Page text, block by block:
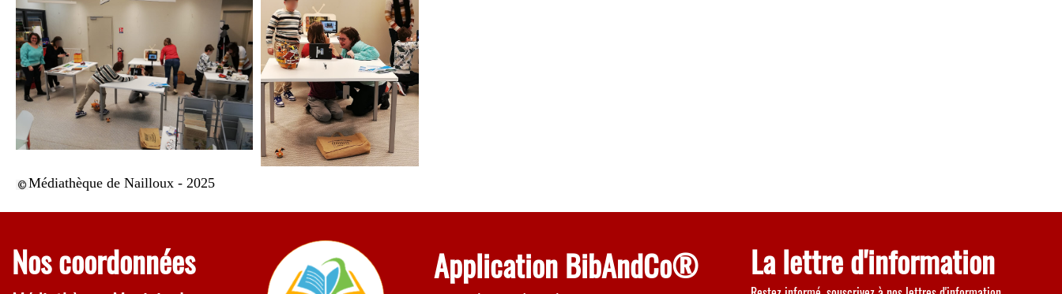
Médiathèque de Nailloux - 2025
Nos coordonnées Application BibAndCo® La lettre d'information